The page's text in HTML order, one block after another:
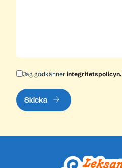
Samtycke
Jag godkänner integritetspolicyn.
Skicka